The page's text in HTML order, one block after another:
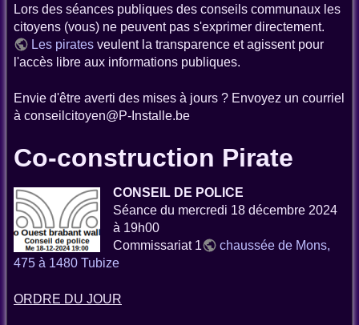
Lors des séances publiques des conseils communaux les
citoyens (vous) ne peuvent pas s'exprimer directement.
Les pirates veulent la transparence et agissent pour
l'accès libre aux informations publiques.
Envie d'être averti des mises à jours ? Envoyez un courriel
à conseilcitoyen@P-Installe.be
Co-construction Pirate
CONSEIL DE POLICE
Séance du mercredi 18 décembre 2024
à 19h00
Commissariat 1
chaussée de Mons,
475 à 1480 Tubize
ORDRE DU JOUR